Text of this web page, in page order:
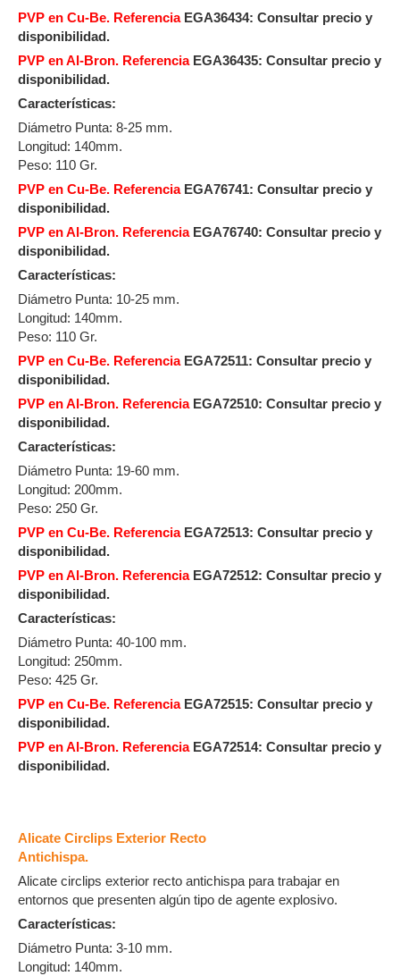
PVP en Cu-Be. ReferenciaEGA36434: Consultar precio y
disponibilidad.
PVP en Al-Bron. ReferenciaEGA36435: Consultar precio y
disponibilidad.
Características:
Diámetro Punta: 8-25 mm.
Longitud: 140mm.
Peso: 110 Gr.
PVP en Cu-Be. ReferenciaEGA76741: Consultar precio y
disponibilidad.
PVP en Al-Bron. ReferenciaEGA76740: Consultar precio y
disponibilidad.
Características:
Diámetro Punta: 10-25 mm.
Longitud: 140mm.
Peso: 110 Gr.
PVP en Cu-Be. ReferenciaEGA72511: Consultar precio y
disponibilidad.
PVP en Al-Bron. ReferenciaEGA72510: Consultar precio y
disponibilidad.
Características:
Diámetro Punta: 19-60 mm.
Longitud: 200mm.
Peso: 250 Gr.
PVP en Cu-Be. ReferenciaEGA72513: Consultar precio y
disponibilidad.
PVP en Al-Bron. ReferenciaEGA72512: Consultar precio y
disponibilidad.
Características:
Diámetro Punta: 40-100 mm.
Longitud: 250mm.
Peso: 425 Gr.
PVP en Cu-Be. ReferenciaEGA72515: Consultar precio y
disponibilidad.
PVP en Al-Bron. ReferenciaEGA72514: Consultar precio y
disponibilidad.
Alicate Circlips Exterior Recto
Antichispa.
Alicate circlips exterior recto antichispa para trabajar en
entornos que presenten algún tipo de agente explosivo.
Características:
Diámetro Punta: 3-10 mm.
Longitud: 140mm.